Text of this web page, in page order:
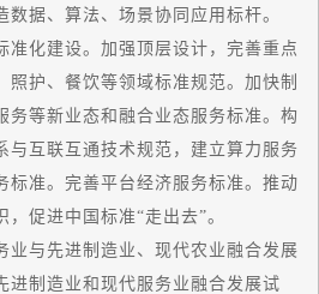
据、算法、场景协同应用标杆。
化建设。加强顶层设计，完善重点
照护、餐饮等领域标准规范。加快制
务等新业态和融合业态服务标准。构
与互联互通技术规范，建立算力服务
标准。完善平台经济服务标准。推动
促进中国标准“走出去”。
与先进制造业、现代农业融合发展
进制造业和现代服务业融合发展试